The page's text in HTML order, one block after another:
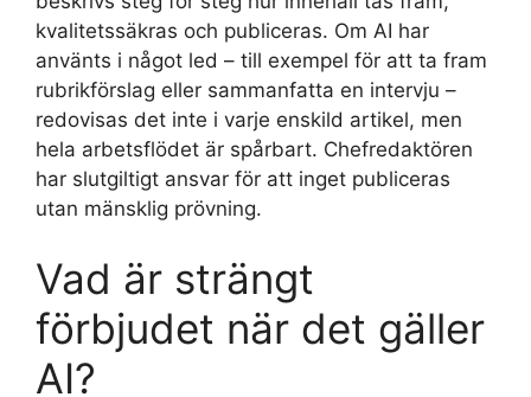
kvalitetssäkras och publiceras. Om AI har
använts i något led – till exempel för att ta fram
rubrikförslag eller sammanfatta en intervju –
redovisas det inte i varje enskild artikel, men
hela arbetsflödet är spårbart. Chefredaktören
har slutgiltigt ansvar för att inget publiceras
utan mänsklig prövning.
Vad är strängt
förbjudet när det gäller
AI?